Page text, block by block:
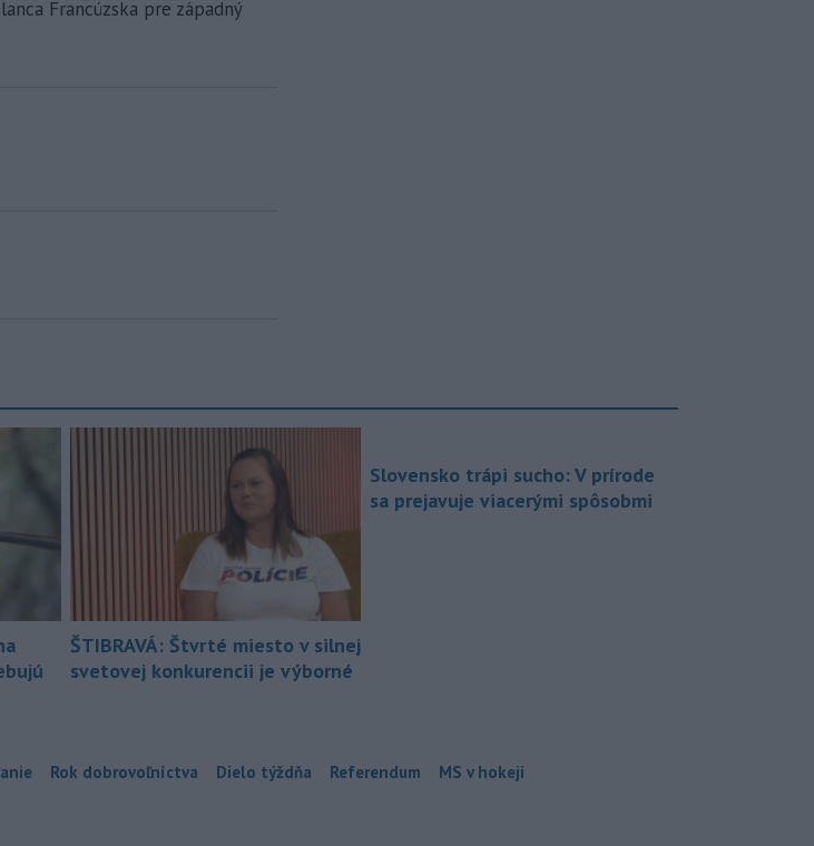
Francúzska pre západný
ŠTIBRAVÁ: Štvrté miesto v silnej
svetovej konkurencii je výborné
Slovensko trápi sucho: V prírode
sa prejavuje viacerými spôsobmi
Rok dobrovoľníctva Dielo týždňa Referendum MS v hokeji